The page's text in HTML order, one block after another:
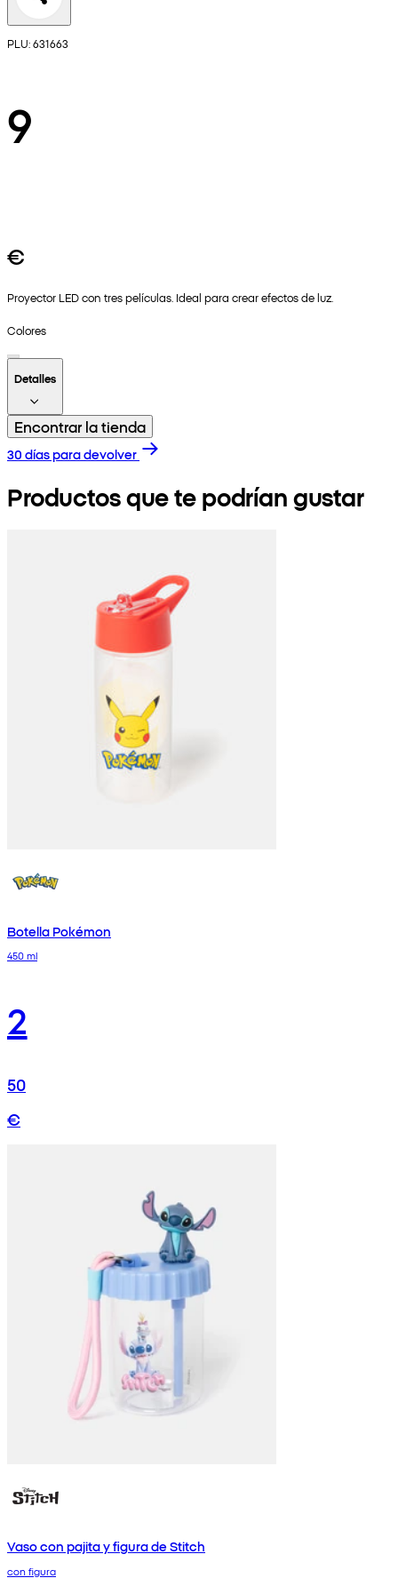
PLU: 631663
9
€
Proyector LED con tres películas. Ideal para crear efectos de luz.
Colores
Detalles
Encontrar la tienda
30 días para devolver
Productos que te podrían gustar
Botella Pokémon
450 ml
2
50
€
Vaso con pajita y figura de Stitch
con figura